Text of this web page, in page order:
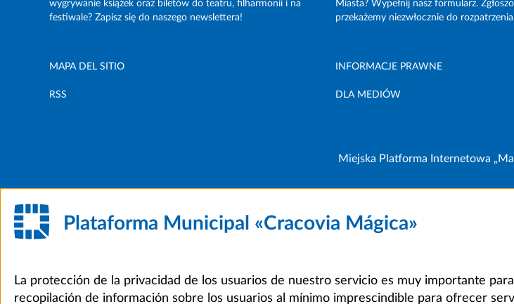
wygrywanie książek oraz biletów do teatru, filharmonii i na
festiwale? Zapisz się do naszego newslettera!
Miasta? Wypełnij nasz formularz.
przekażemy niezwłocznie do
MAPA DEL SITIO INFORMACJE PRAWNE
RSS DLA MEDIÓW
Miejska Platforma Internetowa
Plataforma Municipal «Cracovia Mágica»
La protección de la privacidad de los usuarios de nuestro servicio es muy importante
recopilación de información sobre los usuarios al mínimo imprescindible para ofrecer